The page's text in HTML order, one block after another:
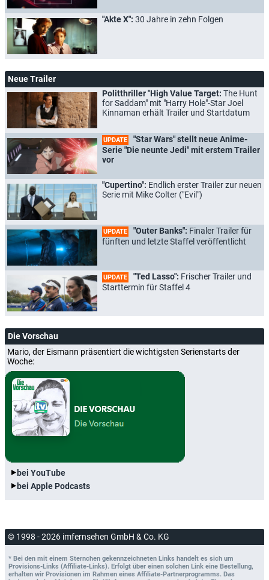
"Akte X": 30 Jahre in zehn Folgen
Neue Trailer
Politthriller "High Value Target: The Hunt
for Saddam" mit "Harry Hole"-Star Joel
Kinnaman erhält Trailer und Startdatum
UPDATE
"Star Wars" stellt neue Anime-
Serie "Die neunte Jedi" mit erstem Trailer
vor
"Cupertino": Endlich erster Trailer zur neuen
Serie mit Mike Colter ("Evil")
UPDATE "Outer Banks": Finaler Trailer für
fünften und letzte Staffel veröffentlicht
UPDATE "Ted Lasso": Frischer Trailer und
Starttermin für Staffel 4
Die Vorschau
Mario, der Eismann präsentiert die wichtigsten Serienstarts der
Woche:
bei YouTube
bei Apple Podcasts
© 1998 - 2026 imfernsehen GmbH & Co. KG
* Bei den mit einem Sternchen gekennzeichneten Links handelt es sich um
Provisions-Links (Affiliate-Links). Erfolgt über einen solchen Link eine Bestellung,
erhalten wir Provisionen im Rahmen eines Affiliate-Partnerprogramms. Das